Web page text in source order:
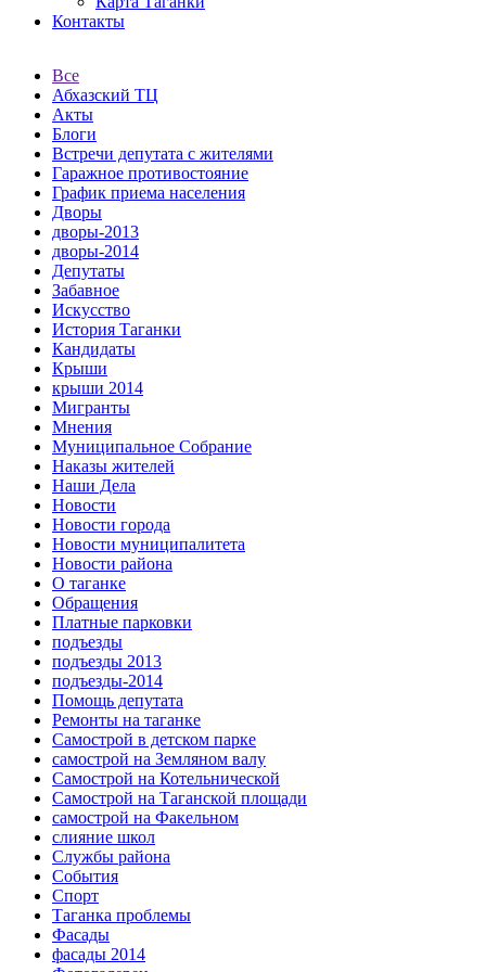
Контакты
Все
Абхазский ТЦ
Акты
Блоги
Встречи депутата с жителями
Гаражное противостояние
График приема населения
Дворы
дворы-2013
дворы-2014
Депутаты
Забавное
Искусство
История Таганки
Кандидаты
Крыши
крыши 2014
Мигранты
Мнения
Муниципальное Собрание
Наказы жителей
Наши Дела
Новости
Новости города
Новости муниципалитета
Новости района
О таганке
Обращения
Платные парковки
подъезды
подъезды 2013
подъезды-2014
Помощь депутата
Ремонты на таганке
Самострой в детском парке
самострой на Земляном валу
Самострой на Котельнической
Самострой на Таганской площади
самострой на Факельном
слияние школ
Службы района
События
Спорт
Таганка проблемы
Фасады
фасады 2014